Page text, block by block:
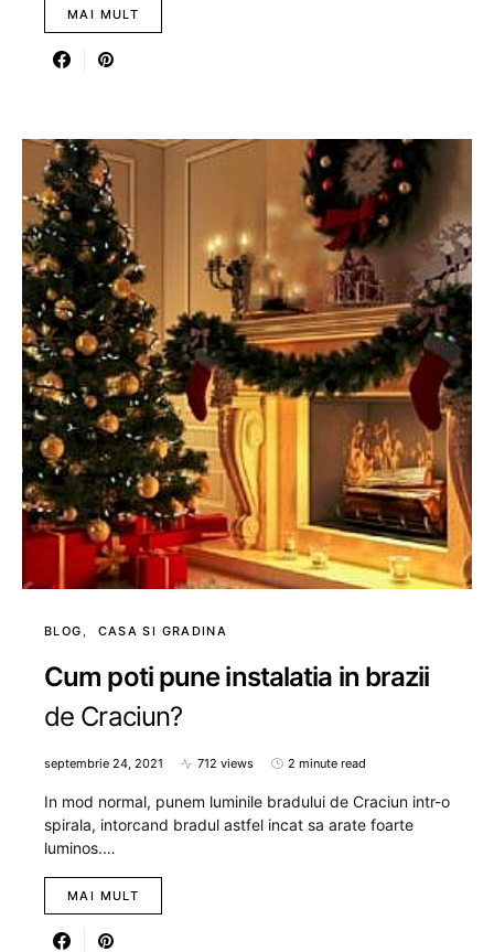
MAI MULT
BLOG CASA SI GRADINA
Cum poti pune instalatia in brazii
de Craciun?
septembrie 24, 2021 712 views 2 minute read
In mod normal, punem luminile bradului de Craciun intr-o
spirala, intorcand bradul astfel incat sa arate foarte
luminos.…
MAI MULT